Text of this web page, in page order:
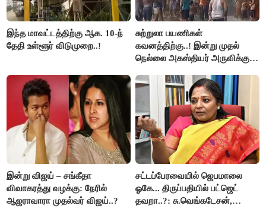
இந்த மாவட்டத்திற்கு ஆக. 10-ந்
தேதி உள்ளூர் விடுமுறை..!
சுற்றுலா பயணிகள்
கவனத்திற்கு..! இன்று முதல்
நெல்லை அகஸ்தியர் அருவிக்கு
இன்று விஜய் – சங்கீதா
விவாகரத்து வழக்கு: நேரில்
ஆஜராவாரா முதல்வர் விஜய்..?
சட்டப்பேரவையில் ஜெபமாலை
ஓகே... திருப்பதியில் பட்ஜெட்
தவறா..?: சு.வெங்கடேசன்,